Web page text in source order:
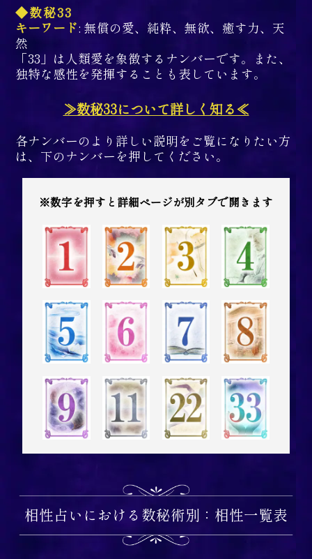
◆数秘33
キーワード: 無償の愛、純粋、無欲、癒す力、天
然
「33」は人類愛を象徴するナンバーです。また、
独特な感性を発揮することも表しています。
≫数秘33について詳しく知る≪
各ナンバーのより詳しい説明をご覧になりたい方
は、下のナンバーを押してください。
※数字を押すと詳細ページが別タブで開きます
相性占いにおける数秘術別：相性一覧表